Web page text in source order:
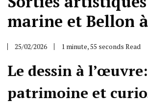
marine et Bellon
25/02/2026 1 minute, 55 seconds Read
Le dessin à l’œuvre:
patrimoine et